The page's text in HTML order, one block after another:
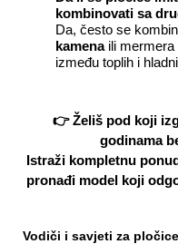
kombinovati sa
Da, često se
kamenaili mermera
između toplih i
👉 Želiš pod koji
godinama
Istraži kompletnu
pronađi model koji
Vodiči i savjeti za